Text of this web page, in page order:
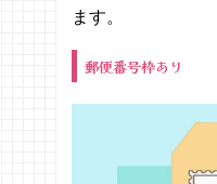
ます。
郵便番号枠あり